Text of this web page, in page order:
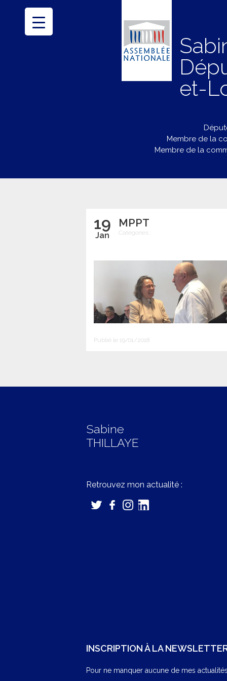
et-
Membre de la
Membre de la
19
Jan
MPPT
Catégories :
Publié le 19/01/2018
Sabine
THILLAYE
Retrouvez mon actualité :
INSCRIPTION À LA
Pour ne manquer aucune de mes